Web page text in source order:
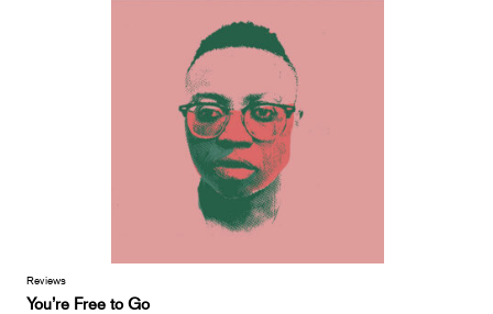
Reviews
You’re Free to Go